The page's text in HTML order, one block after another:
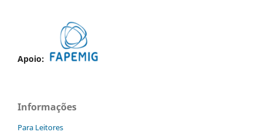
Apoio:
Informações
Para Leitores